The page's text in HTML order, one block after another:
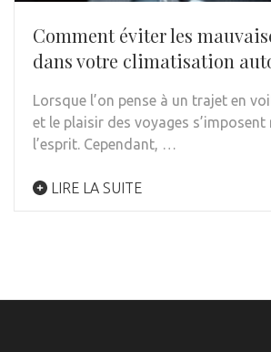
Comment éviter les
dans votre climatisation
Lorsque l’on pense à un trajet en
et le plaisir des voyages
l’esprit. Cependant, …
LIRE LA SUITE